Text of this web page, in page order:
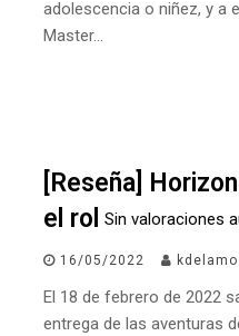
adolescencia o niñez, y a
Master…
[Reseña]
el rol
Sin valoraciones
16/05/2022 kdelamo
El 18 de febrero de 2022
entrega de las aventuras